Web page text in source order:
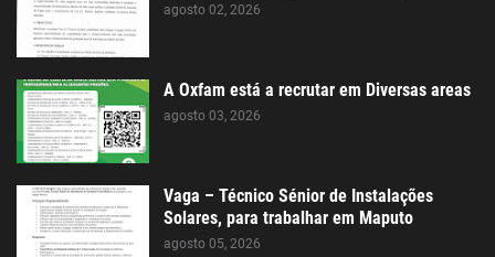
agosto 02, 2026
A Oxfam está a recrutar em Diversas areas
agosto 03, 2026
Vaga – Técnico Sénior de Instalações
Solares, para trabalhar em Maputo
agosto 05, 2026